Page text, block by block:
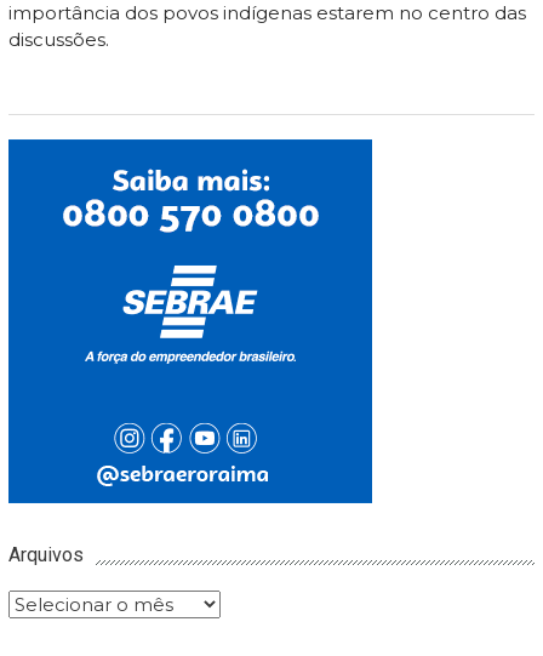
importância dos povos indígenas estarem no centro das
discussões.
Arquivos
Arquivos